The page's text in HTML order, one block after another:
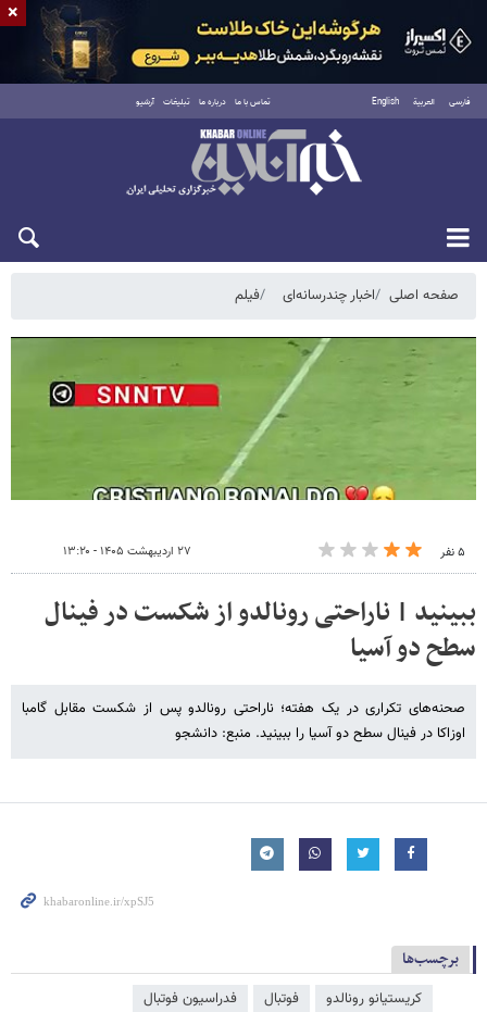
فارسی العربية English تماس با ما درباره ما تبلیغات آرشیو
یکشنبه ۱۸ مرداد ۱۴۰۵
صفحه اصلی اخبار چندرسانه‌ای فیلم
۵ نفر ۲۷ اردیبهشت ۱۴۰۵ - ۱۳:۲۰
ببینید | ناراحتی رونالدو از شکست در فینال
سطح دو آسیا
صحنه‌های تکراری در یک هفته؛ ناراحتی رونالدو پس از شکست مقابل گامبا
اوزاکا در فینال سطح دو آسیا را ببینید. منبع: دانشجو
برچسب‌ها
کریستیانو رونالدو فوتبال فدراسیون فوتبال
×